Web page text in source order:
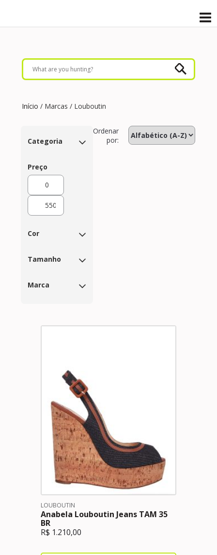
Início / Marcas / Louboutin
Categoria
Preço
Cor
Tamanho
Marca
Ordenar
por:
LOUBOUTIN
Anabela Louboutin Jeans TAM 35
BR
R$ 1.210,00